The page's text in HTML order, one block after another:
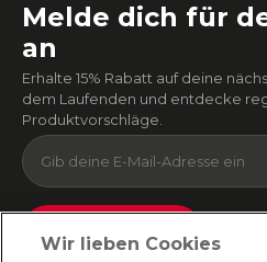
Melde dich für
an
Erhalte 15% Rabatt auf deine
dem Laufenden und entdecke
Produktvorschläge.
Absenden
Wir lieben Cookies